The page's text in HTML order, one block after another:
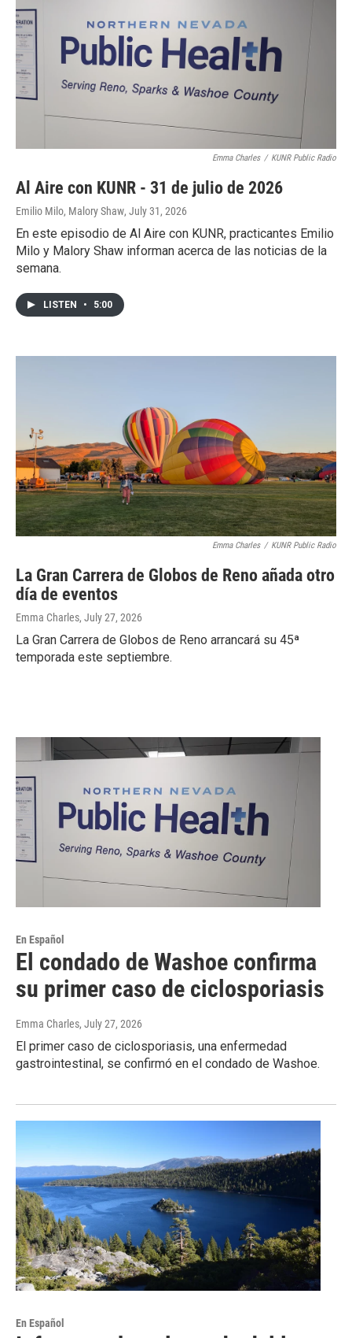
Emma Charles / KUNR Public Radio
Al Aire con KUNR - 31 de julio de 2026
Emilio Milo, Malory Shaw, July 31, 2026
En este episodio de Al Aire con KUNR, practicantes Emilio
Milo y Malory Shaw informan acerca de las noticias de la
semana.
LISTEN • 5:00
Emma Charles / KUNR Public Radio
La Gran Carrera de Globos de Reno añada otro
día de eventos
Emma Charles, July 27, 2026
La Gran Carrera de Globos de Reno arrancará su 45ª
temporada este septiembre.
En Español
El condado de Washoe confirma
su primer caso de ciclosporiasis
Emma Charles, July 27, 2026
El primer caso de ciclosporiasis, una enfermedad
gastrointestinal, se confirmó en el condado de Washoe.
En Español